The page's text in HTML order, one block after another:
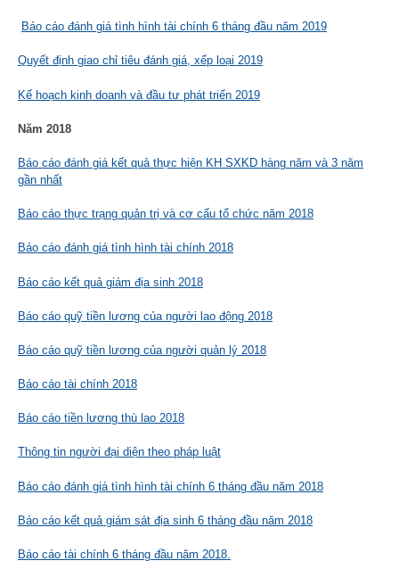
Báo cáo đánh giá tình hình tài chính 6 tháng đầu năm 2019
Quyết định giao chỉ tiêu đánh giá, xếp loại 2019
Kế hoạch kinh doanh và đầu tư phát triển 2019
Năm 2018
Báo cáo đánh giá kết quả thực hiện KH SXKD hàng năm và 3 năm
gần nhất
Báo cáo thực trạng quản trị và cơ cấu tổ chức năm 2018
Báo cáo đánh giá tình hình tài chính 2018
Báo cáo kết quả giám địa sinh 2018
Báo cáo quỹ tiền lương của người lao động 2018
Báo cáo quỹ tiền lương của người quản lý 2018
Báo cáo tài chính 2018
Báo cáo tiền lương thù lao 2018
Thông tin người đại diện theo pháp luật
Báo cáo đánh giá tình hình tài chính 6 tháng đầu năm 2018
Báo cáo kết quả giám sát địa sinh 6 tháng đầu năm 2018
Báo cáo tài chính 6 tháng đầu năm 2018.